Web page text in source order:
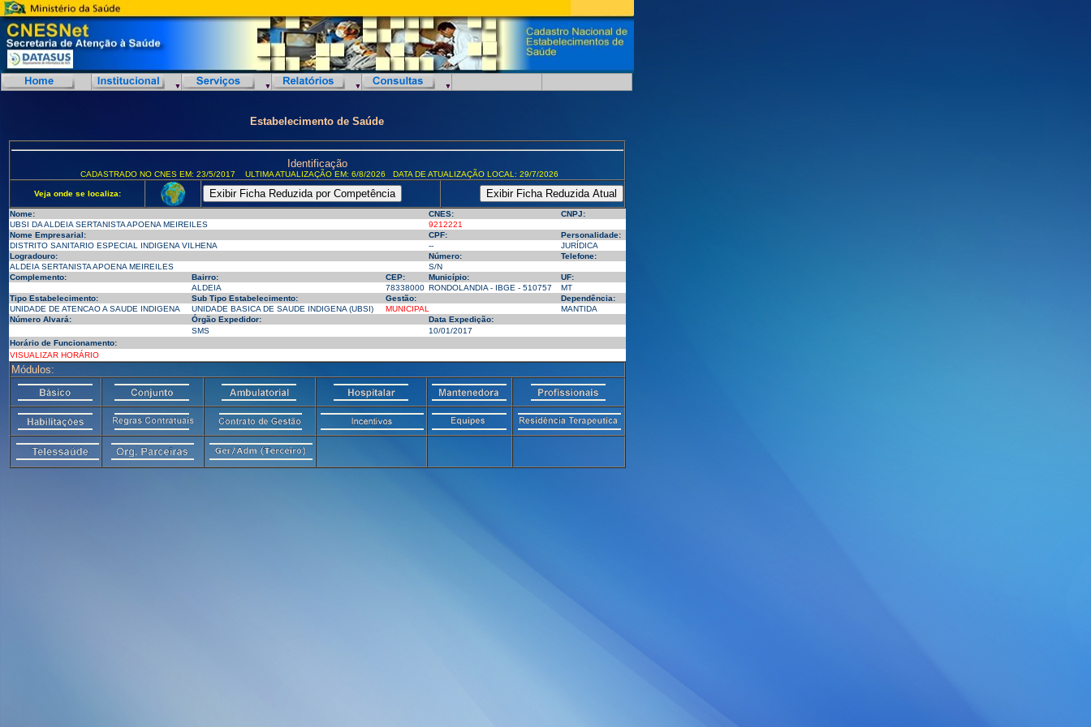
Estabelecimento de Saúde
Identificação
CADASTRADO NO CNES EM: 23/5/2017 ULTIMA ATUALIZAÇÃO EM: 6/8/2026 DATA DE ATUALIZAÇÃO LOCAL: 29/7/2026
Veja onde se localiza:
Nome: CNES:
CNPJ:
UBSI DA ALDEIA SERTANISTA APOENA MEIREILES
9212221
Nome Empresarial:
CPF:
Personalidade:
DISTRITO SANITARIO ESPECIAL INDIGENA VILHENA
--
JURÍDICA
Logradouro:
Número:
Telefone:
ALDEIA SERTANISTA APOENA MEIREILES
S/N
Complemento:
Bairro: CEP: Município:
UF:
ALDEIA
78338000 RONDOLANDIA - IBGE - 510757
MT
Tipo Estabelecimento:
Sub Tipo Estabelecimento: Gestão:
Dependência:
UNIDADE DE ATENCAO A SAUDE INDIGENA
UNIDADE BASICA DE SAUDE INDIGENA (UBSI) MUNICIPAL
MANTIDA
Número Alvará:
Órgão Expedidor:
Data Expedição:
SMS
10/01/2017
Horário de Funcionamento:
VISUALIZAR HORÁRIO
Módulos: